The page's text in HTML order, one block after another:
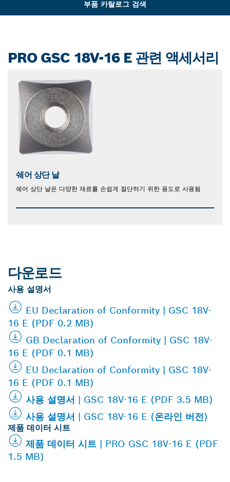
부품 카탈로그 검색
PRO GSC 18V-16 E 관련 액세서리
쉐어 상단 날
쉐어 상단 날은 다양한 재료를 손쉽게 절단하기 위한 용도로 사용됨
다운로드
사용 설명서
EU Declaration of Conformity | GSC 18V-
16 E (PDF 0.2 MB)
GB Declaration of Conformity | GSC 18V-
16 E (PDF 0.1 MB)
EU Declaration of Conformity | GSC 18V-
16 E (PDF 0.1 MB)
사용 설명서 | GSC 18V-16 E (PDF 3.5 MB)
사용 설명서 | GSC 18V-16 E (온라인 버전)
제품 데이터 시트
제품 데이터 시트 | PRO GSC 18V-16 E (PDF
1.5 MB)